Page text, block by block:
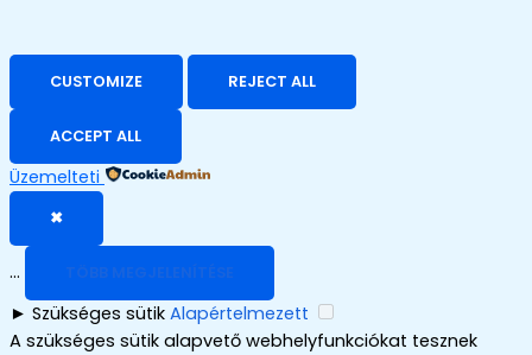
CUSTOMIZE REJECT ALL
ACCEPT ALL
Üzemelteti
✖
... TÖBB MEGJELENÍTÉSE
► Szükséges sütik Alapértelmezett
A szükséges sütik alapvető webhelyfunkciókat tesznek